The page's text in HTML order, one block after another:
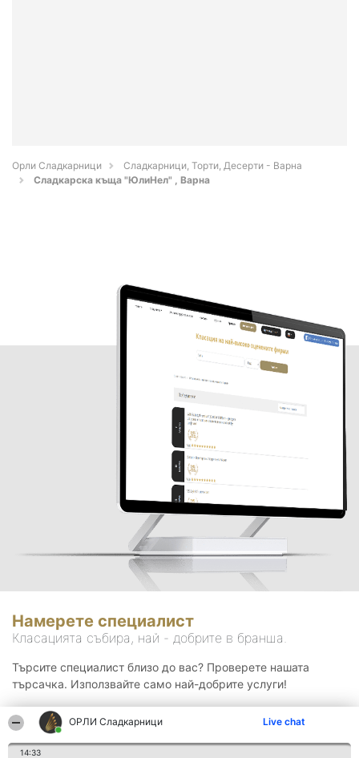
ОРЛИ Сладкарници Live chat
14:33
Орли Сладкарници
Сладкарници, Торти, Десерти - Варна
Сладкарска къща "ЮлиНел" , Варна
Намерете специалист
Класацията събира, най - добрите в бранша.
Търсите специалист близо до вас? Проверете нашата
търсачка. Използвайте само най-добрите услуги!